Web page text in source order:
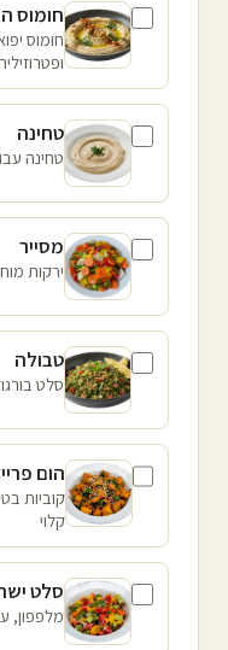
חומוס
חומוס
טחינה
טחינה
מסייר
ירקות
טבולה
סלט
הום
קוביות
קלוי
סלט
מלפפון,